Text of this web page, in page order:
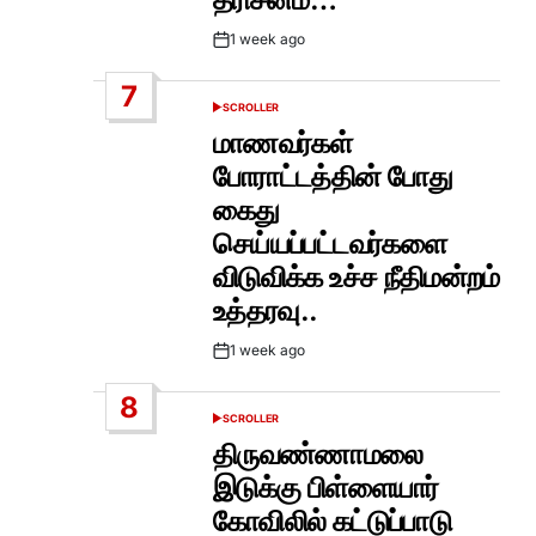
Post1 week ago
7
POSTED
SCROLLER
மாணவர்கள்
போராட்டத்தின் போது
கைது
செய்யப்பட்டவர்களை
விடுவிக்க உச்ச நீதிமன்றம்
உத்தரவு..
Post1 week ago
8
POSTED
SCROLLER
திருவண்ணாமலை
இடுக்கு பிள்ளையார்
கோவிலில் கட்டுப்பாடு